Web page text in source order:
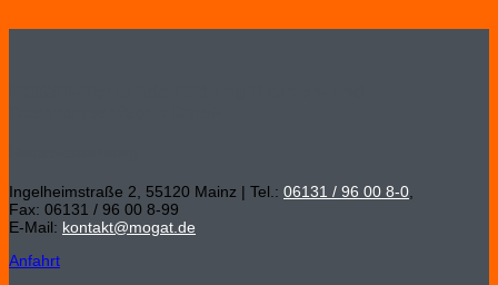
Ingelheimstraße 2, 55120 Mainz | Tel.: 06131 / 96 00 8-0
Fax: 06131 / 96 00 8-99
E-Mail: kontakt@mogat.de
Anfahrt